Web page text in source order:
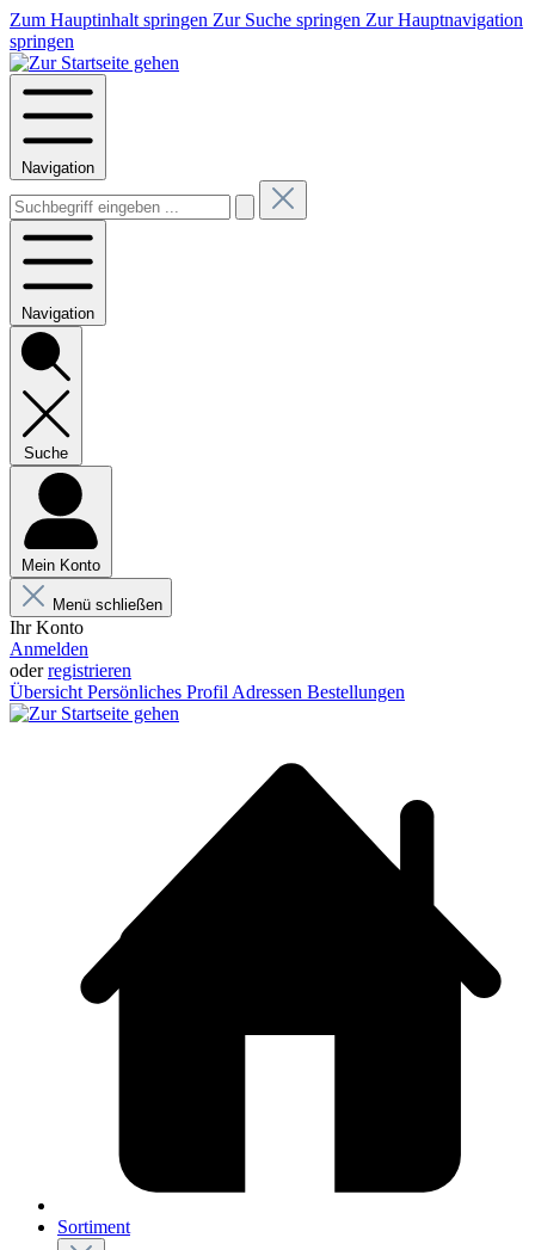
Zum Hauptinhalt springen Zur Suche springen Zur Hauptnavigation
springen
Navigation
Navigation
Suche
Mein Konto
Menü schließen
Ihr Konto
Anmelden
oderregistrieren
Übersicht Persönliches Profil Adressen Bestellungen
Sortiment